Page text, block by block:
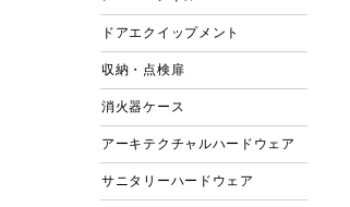
ドアエクイップメント
収納・点検扉
消火器ケース
アーキテクチャルハードウェア
サニタリーハードウェア